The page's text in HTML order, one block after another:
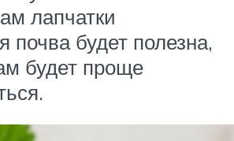
лапчатки
почва будет полезна,
будет проще